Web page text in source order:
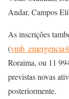
Andar, Campos
As inscrições
(
Roraima, ou 11
previstas novas
posteriormente.